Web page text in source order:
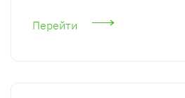
Перейти